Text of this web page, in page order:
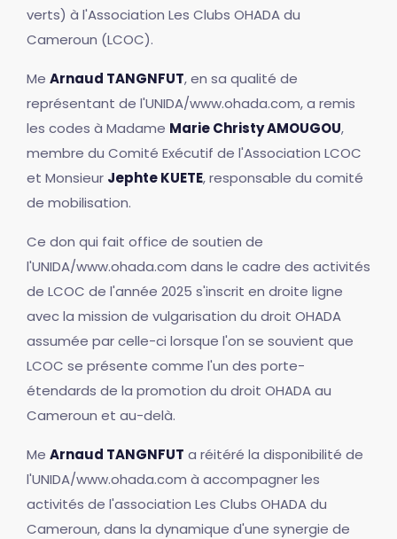
verts) à l'Association Les Clubs OHADA du
Cameroun (LCOC).
Me Arnaud TANGNFUT, en sa qualité de
représentant de l'UNIDA/www.ohada.com, a remis
les codes à Madame Marie Christy AMOUGOU,
membre du Comité Exécutif de l'Association LCOC
et Monsieur Jephte KUETE, responsable du comité
de mobilisation.
Ce don qui fait office de soutien de
l'UNIDA/www.ohada.com dans le cadre des activités
de LCOC de l'année 2025 s'inscrit en droite ligne
avec la mission de vulgarisation du droit OHADA
assumée par celle-ci lorsque l'on se souvient que
LCOC se présente comme l'un des porte-
étendards de la promotion du droit OHADA au
Cameroun et au-delà.
Me Arnaud TANGNFUT a réitéré la disponibilité de
l'UNIDA/www.ohada.com à accompagner les
activités de l'association Les Clubs OHADA du
Cameroun, dans la dynamique d'une synergie de